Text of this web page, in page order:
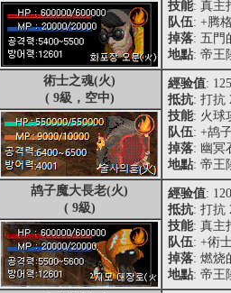
技能: 真主
队伍: +腾
掉落: 五門
地點: 帝王
術士之魂(火)
( 9級，空中)
經验值:
抵抗: 打抗
技能: 火球
队伍: +鸪
掉落: 幽冥
地點: 帝王
鸪子魔大長老(火)
( 9級)
經验值:
抵抗: 打抗
技能: 真主
队伍: +術
掉落: 燃烧
地點: 帝王